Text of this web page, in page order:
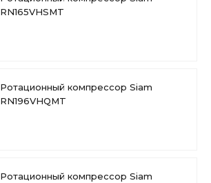
RN165VHSMT
Ротационный компрессор Siam
RN196VHQMT
Ротационный компрессор Siam